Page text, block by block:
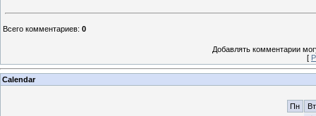
Всего комментариев: 0
Добавлять комментарии
[
Calendar
Пн
Вт